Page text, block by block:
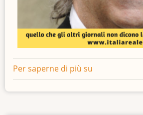
Per saperne di più su
scienza